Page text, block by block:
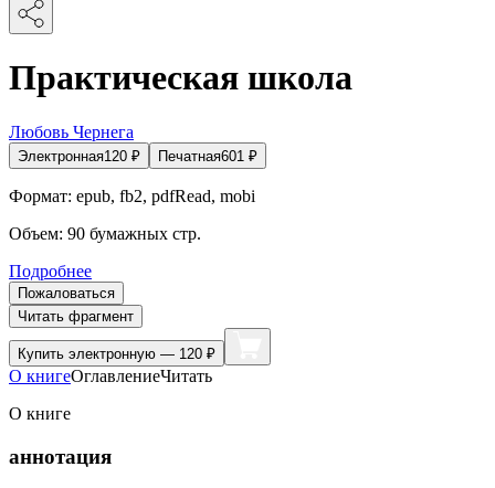
Практическая школа
Любовь Чернега
Электронная120 ₽ Печатная601 ₽
Формат: epub, fb2, pdfRead, mobi
Объем: 90 бумажных стр.
Подробнее
Пожаловаться
Читать фрагмент
Купить электронную — 120 ₽
О книгеОглавлениеЧитать
О книге
аннотация